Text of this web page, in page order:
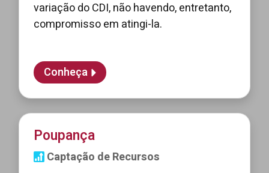
variação do CDI, não havendo, entretanto,
compromisso em atingi-la.
Conheça
Poupança
Captação de Recursos